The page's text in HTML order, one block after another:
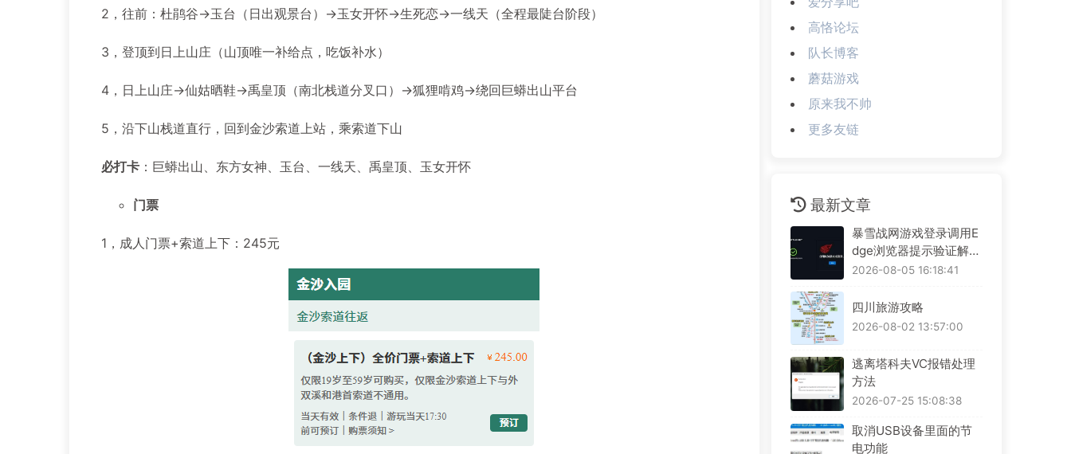
2，往前：杜鹃谷→玉台（日出观景台）→玉女开怀→生死恋→一线天（全程最陡台阶段）
3，登顶到日上山庄（山顶唯一补给点，吃饭补水）
4，日上山庄→仙姑晒鞋→禹皇顶（南北栈道分叉口）→狐狸啃鸡→绕回巨蟒出山平台
5，沿下山栈道直行，回到金沙索道上站，乘索道下山
必打卡 ：巨蟒出山、东方女神、玉台、一线天、禹皇顶、玉女开怀
门票
1，成人门票+索道上下：245元
高恪论坛
队长博客
蘑菇游戏
原来我不帅
更多友链
最新文章
暴雪战网游戏登录调用E
dge浏览器提示验证解决
方案
2026-08-05 16:18:41
四川旅游攻略
2026-08-02 13:57:00
逃离塔科夫VC报错处理
方法
2026-07-25 15:08:38
取消USB设备里面的节
电功能